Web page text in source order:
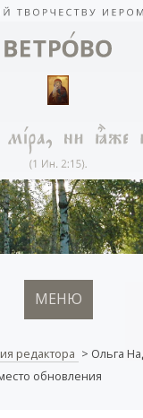
МЕНЮ
редактора > Ольга
обновления